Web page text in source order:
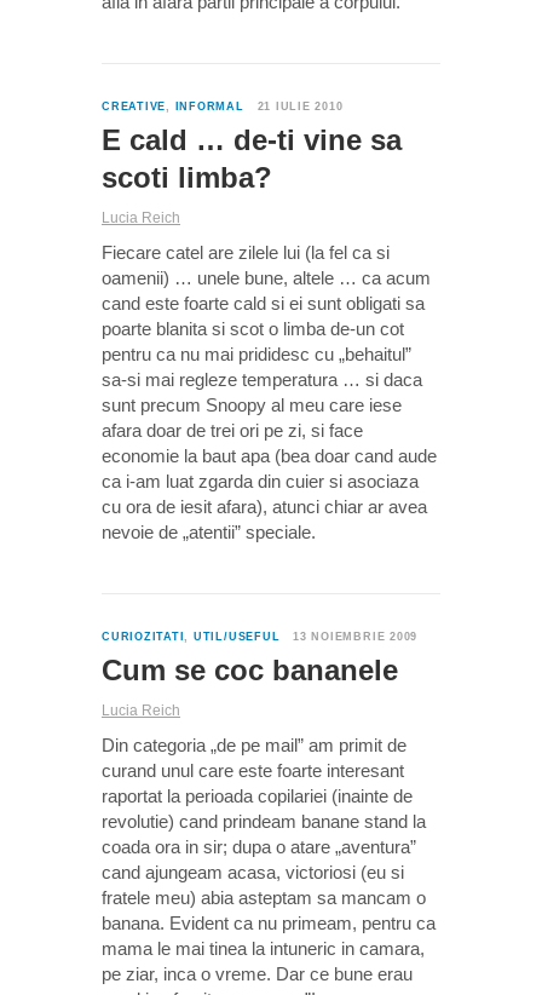
CREATIVE INFORMAL 21 IULIE 2010
E cald … de-ti vine sa
scoti limba?
Lucia Reich
Fiecare catel are zilele lui (la fel ca si
oamenii) … unele bune, altele … ca acum
cand este foarte cald si ei sunt obligati sa
poarte blanita si scot o limba de-un cot
pentru ca nu mai prididesc cu „behaitul”
sa-si mai regleze temperatura … si daca
sunt precum Snoopy al meu care iese
afara doar de trei ori pe zi, si face
economie la baut apa (bea doar cand aude
ca i-am luat zgarda din cuier si asociaza
cu ora de iesit afara), atunci chiar ar avea
nevoie de „atentii” speciale.
CURIOZITATI UTIL/USEFUL 13 NOIEMBRIE 2009
Cum se coc bananele
Lucia Reich
Din categoria „de pe mail” am primit de
curand unul care este foarte interesant
raportat la perioada copilariei (inainte de
revolutie) cand prindeam banane stand la
coada ora in sir; dupa o atare „aventura”
cand ajungeam acasa, victoriosi (eu si
fratele meu) abia asteptam sa mancam o
banana. Evident ca nu primeam, pentru ca
mama le mai tinea la intuneric in camara,
pe ziar, inca o vreme. Dar ce bune erau